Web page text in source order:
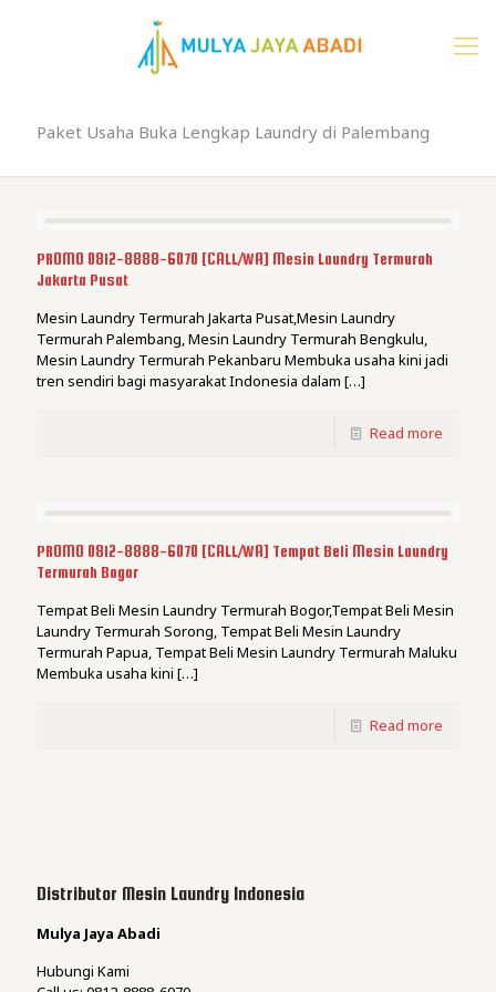
Paket Usaha Buka Lengkap Laundry di Palembang
PROMO 0812-8888-6070 [CALL/WA] Mesin Laundry Termurah
Jakarta Pusat
Mesin Laundry Termurah Jakarta Pusat,Mesin Laundry
Termurah Palembang, Mesin Laundry Termurah Bengkulu,
Mesin Laundry Termurah Pekanbaru Membuka usaha kini jadi
tren sendiri bagi masyarakat Indonesia dalam […]
Read more
PROMO 0812-8888-6070 [CALL/WA] Tempat Beli Mesin Laundry
Termurah Bogor
Tempat Beli Mesin Laundry Termurah Bogor,Tempat Beli Mesin
Laundry Termurah Sorong, Tempat Beli Mesin Laundry
Termurah Papua, Tempat Beli Mesin Laundry Termurah Maluku
Membuka usaha kini […]
Read more
Distributor Mesin Laundry Indonesia
Mulya Jaya Abadi
Hubungi Kami